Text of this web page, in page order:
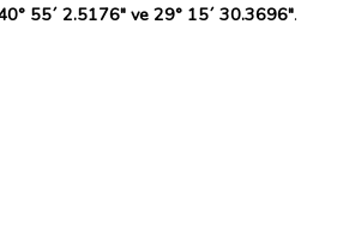
55´ 2.5176" ve 29° 15´ 30.3696".